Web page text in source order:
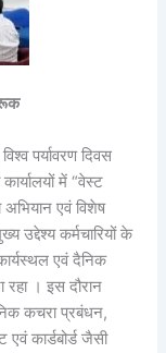
पर्यावरण दिवस
में “वेस्ट
एवं विशेष
उद्देश्य कर्मचारियों के
एवं दैनिक
रहा । इस दौरान
कचरा प्रबंधन,
कार्डबोर्ड जैसी